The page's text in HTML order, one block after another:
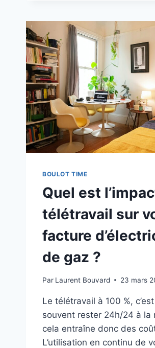
BOULOT TIME
Quel est
télétravail sur
facture
de gaz ?
Par Laurent Bouvard 23 mars
Le télétravail à 100 %,
souvent rester 24h/24 à la
cela entraîne donc des
L’utilisation en continu de